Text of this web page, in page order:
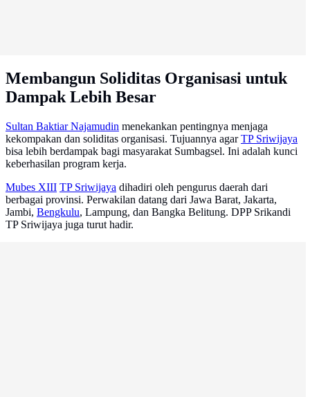
Membangun Soliditas Organisasi untuk
Dampak Lebih Besar
Sultan Baktiar Najamudin menekankan pentingnya menjaga
kekompakan dan soliditas organisasi. Tujuannya agarTP Sriwijaya
bisa lebih berdampak bagi masyarakat Sumbagsel. Ini adalah kunci
keberhasilan program kerja.
Mubes XIII TP Sriwijaya dihadiri oleh pengurus daerah dari
berbagai provinsi. Perwakilan datang dari Jawa Barat, Jakarta,
Jambi, Bengkulu, Lampung, dan Bangka Belitung. DPP Srikandi
TP Sriwijaya juga turut hadir.